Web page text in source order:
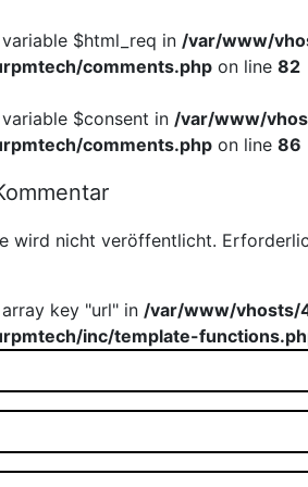
$html_req in /var/www/
comments.php on line 82
$consent in /var/www/
comments.php on line 86
wird nicht veröffentlicht.
key "url" in /var/www/vhosts/
inc/template-